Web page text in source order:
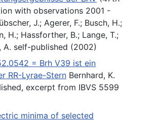
with observations 2001 -
J.; Agerer, F.; Busch, H.;
H.; Hassforther, B.; Lange, T.;
A. self-published (2002)
= Brh V39 ist ein
RR-Lyrae-Stern Bernhard, K.
excerpt from IBVS 5599
minima of selected